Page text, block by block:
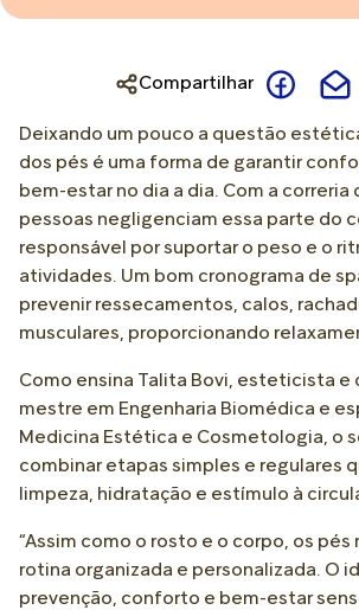
Compartilhar
Deixando um pouco a questão
dos pés é uma forma de garantir
bem-estar no dia a dia. Com a correria
pessoas negligenciam essa parte do
responsável por suportar o peso e o
atividades. Um bom cronograma de
prevenir ressecamentos, calos,
musculares, proporcionando
Como ensina Talita Bovi, esteticista e
mestre em Engenharia Biomédica e
Medicina Estética e Cosmetologia, o
combinar etapas simples e regulares
limpeza, hidratação e estímulo à
“Assim como o rosto e o corpo, os pés
rotina organizada e personalizada. O
prevenção, conforto e bem-estar